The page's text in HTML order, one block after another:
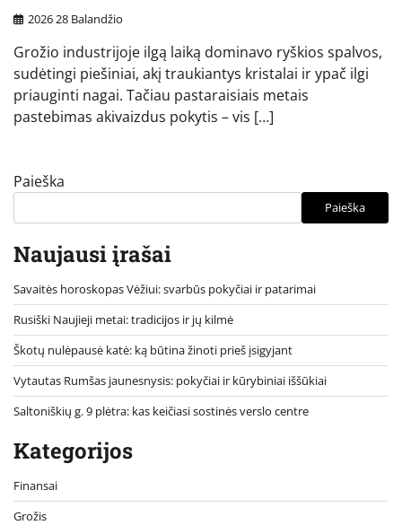
2026 28 Balandžio
Grožio industrijoje ilgą laiką dominavo ryškios spalvos,
sudėtingi piešiniai, akį traukiantys kristalai ir ypač ilgi
priauginti nagai. Tačiau pastaraisiais metais
pastebimas akivaizdus pokytis – vis […]
Paieška
Paieška
Naujausi įrašai
Savaitės horoskopas Vėžiui: svarbūs pokyčiai ir patarimai
Rusiški Naujieji metai: tradicijos ir jų kilmė
Škotų nulėpausė katė: ką būtina žinoti prieš įsigyjant
Vytautas Rumšas jaunesnysis: pokyčiai ir kūrybiniai iššūkiai
Saltoniškių g. 9 plėtra: kas keičiasi sostinės verslo centre
Kategorijos
Finansai
Grožis